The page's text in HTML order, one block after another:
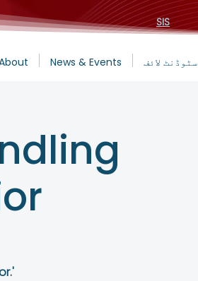
SIS
News & Events سٹوڈنٹ لائف